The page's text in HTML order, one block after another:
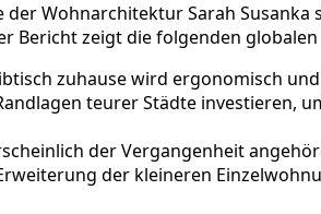
Wohnarchitektur Sarah
Bericht zeigt die folgenden globalen
zuhause wird ergonomisch
teurer Städte investieren,
der Vergangenheit
der kleineren